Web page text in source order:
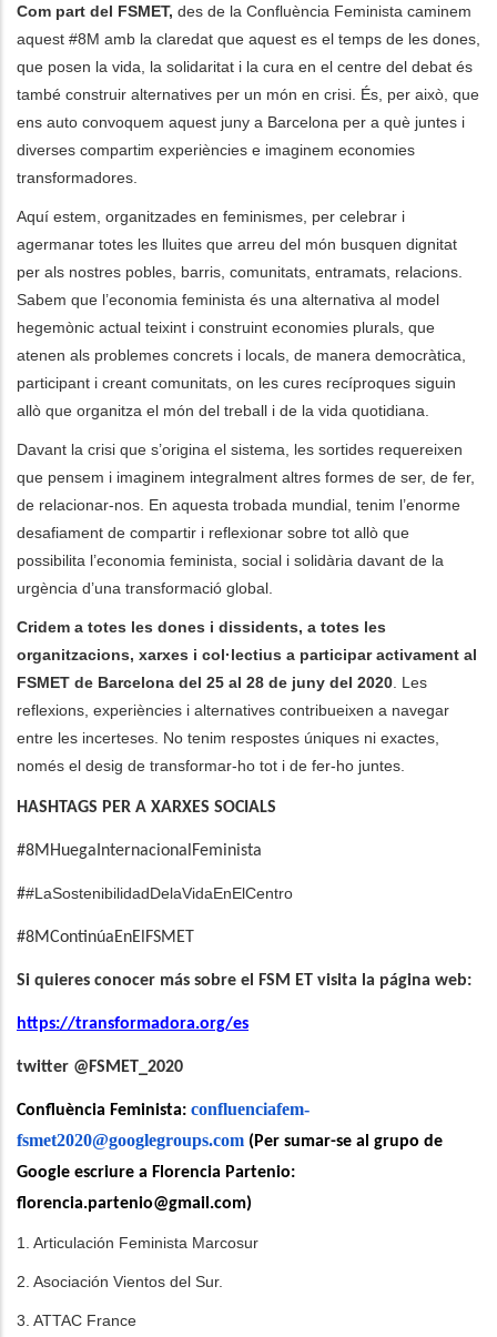
Com part del FSMET, des de la Confluència Feminista caminem
aquest #8M amb la claredat que aquest es el temps de les dones,
que posen la vida, la solidaritat i la cura en el centre del debat és
també construir alternatives per un món en crisi. És, per això, que
ens auto convoquem aquest juny a Barcelona per a què juntes i
diverses compartim experiències e imaginem economies
transformadores.
Aquí estem, organitzades en feminismes, per celebrar i
agermanar totes les lluites que arreu del món busquen dignitat
per als nostres pobles, barris, comunitats, entramats, relacions.
Sabem que l’economia feminista és una alternativa al model
hegemònic actual teixint i construint economies plurals, que
atenen als problemes concrets i locals, de manera democràtica,
participant i creant comunitats, on les cures recíproques siguin
allò que organitza el món del treball i de la vida quotidiana.
Davant la crisi que s’origina el sistema, les sortides requereixen
que pensem i imaginem integralment altres formes de ser, de fer,
de relacionar-nos. En aquesta trobada mundial, tenim l’enorme
desafiament de compartir i reflexionar sobre tot allò que
possibilita l’economia feminista, social i solidària davant de la
urgència d’una transformació global.
Cridem a totes les dones i dissidents, a totes les
organitzacions, xarxes i col·lectius a participar activament al
FSMET de Barcelona del 25 al 28 de juny del 2020 . Les
reflexions, experiències i alternatives contribueixen a navegar
entre les incerteses. No tenim respostes úniques ni exactes,
només el desig de transformar-ho tot i de fer-ho juntes.
HASHTAGS PER A XARXES SOCIALS
#8MHuegaInternacionalFeminista
##LaSostenibilidadDelaVidaEnElCentro
#8MContinúaEnElFSMET
Si quieres conocer más sobre el FSM ET visita la página web:
https://transformadora.org/es
twitter @FSMET_2020
Confluència Feminista: confluenciafem-
fsmet2020@googlegroups.com (Per sumar-se al grupo de
Google escriure a Florencia Partenio:
florencia.partenio@gmail.com)
1. Articulación Feminista Marcosur
2. Asociación Vientos del Sur.
3. ATTAC France